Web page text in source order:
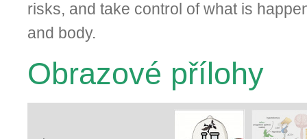
risks, and take control of what is
and body.
Obrazové přílohy